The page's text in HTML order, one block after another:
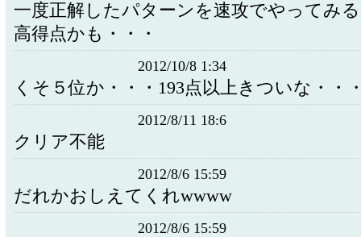
一度正解したパターンを速攻でやってみ
高得点かも・・・
2012/10/8 1:34
くそ５位か・・・193点以上きついな・・
2012/8/11 18:6
クリア不能
2012/8/6 15:59
だれかおしえてくれwwww
2012/8/6 15:59